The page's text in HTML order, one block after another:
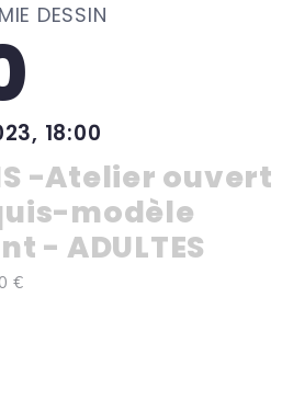
DESSIN
18:00
-Atelier ouvert
modèle
- ADULTES
€